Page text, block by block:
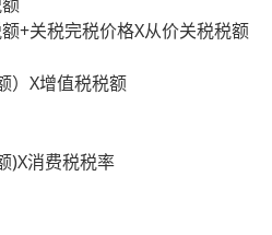
+关税完税价格X从价关税税额
）X增值税税额
)X消费税税率